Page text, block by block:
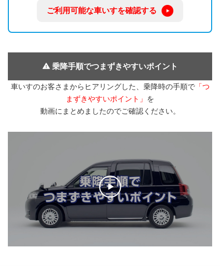
ご利用可能な車いすを確認する
乗降手順でつまずきやすいポイント
車いすのお客さまからヒアリングした、乗降時の手順で「つ
まずきやすいポイント」 を
動画にまとめましたのでご確認ください。